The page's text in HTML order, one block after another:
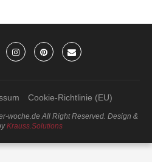
Cookie-Richtlinie (EU)
woche.de All Right Reserved. Design &
Krauss.Solutions